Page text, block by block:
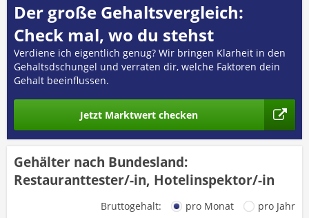
Der große Gehaltsvergleich:
Check mal, wo du stehst
Verdiene ich eigentlich genug? Wir bringen Klarheit in den
Gehaltsdschungel und verraten dir, welche Faktoren dein
Gehalt beeinflussen.
Jetzt Marktwert checken
Gehälter nach Bundesland:
Restauranttester/-in, Hotelinspektor/-in
Bruttogehalt: pro Monat pro Jahr